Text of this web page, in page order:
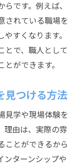
です。例えば、
されている職場を
すくなります。
とで、職人として
ができます。
見つける方法
見学や現場体験を
理由は、実際の雰
ことができるから
ンターンシップや